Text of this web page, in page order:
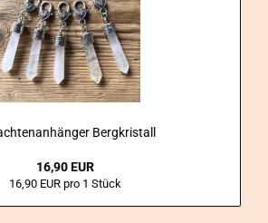
Berg­kris­tall
16,90 EUR
16,90 EUR pro 1 Stück